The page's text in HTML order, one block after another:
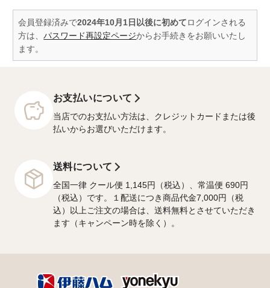
会員登録済みで2024年10月1日以後に初めてログインされる
方は、パスワード再設定ページからお手続きをお願いいたし
ます。
お支払いについて
当店でのお支払い方法は、クレジットカードまたは後
払いからお選びいただけます。
送料について
全国一律 クール便 1,145円（税込）、常温便 690円
（税込）です。１配送につき商品代金7,000円（税
込）以上ご注文の場合は、送料無料とさせていただき
ます（キャンペーン時を除く）。